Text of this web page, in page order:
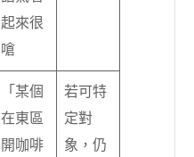
起來很
嗆
「某個
在東區
開咖啡
若可特
定對
象，仍